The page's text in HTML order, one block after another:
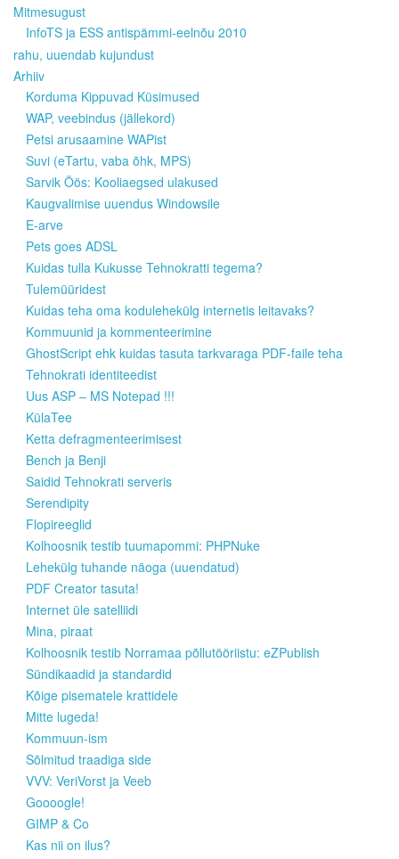
Mitmesugust
InfoTS ja ESS antispämmi-eelnõu 2010
rahu, uuendab kujundust
Arhiiv
Korduma Kippuvad Küsimused
WAP, veebindus (jällekord)
Petsi arusaamine WAPist
Suvi (eTartu, vaba õhk, MPS)
Sarvik Öös: Kooliaegsed ulakused
Kaugvalimise uuendus Windowsile
E-arve
Pets goes ADSL
Kuidas tulla Kukusse Tehnokratti tegema?
Tulemüüridest
Kuidas teha oma kodulehekülg internetis leitavaks?
Kommuunid ja kommenteerimine
GhostScript ehk kuidas tasuta tarkvaraga PDF-faile teha
Tehnokrati identiteedist
Uus ASP – MS Notepad !!!
KülaTee
Ketta defragmenteerimisest
Bench ja Benji
Saidid Tehnokrati serveris
Serendipity
Flopireeglid
Kolhoosnik testib tuumapommi: PHPNuke
Lehekülg tuhande näoga (uuendatud)
PDF Creator tasuta!
Internet üle satelliidi
Mina, piraat
Kolhoosnik testib Norramaa põllutööriistu: eZPublish
Sündikaadid ja standardid
Kõige pisematele krattidele
Mitte lugeda!
Kommuun-ism
Sõlmitud traadiga side
VVV: VeriVorst ja Veeb
Goooogle!
GIMP & Co
Kas nii on ilus?